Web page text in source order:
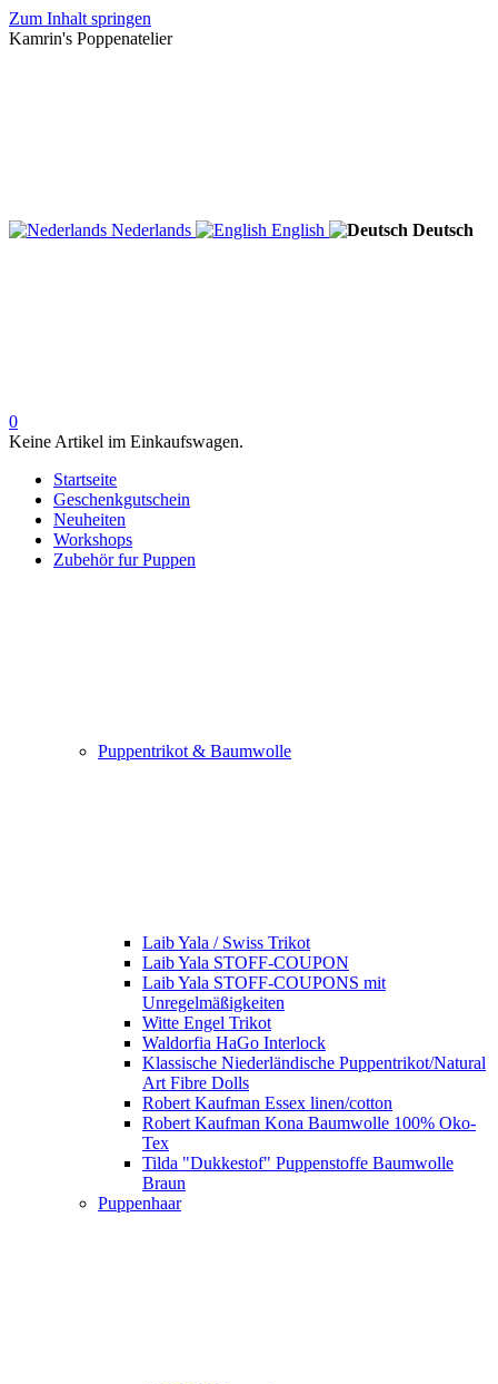
Zum Inhalt springen
Kamrin's Poppenatelier
Nederlands English Deutsch
0
Keine Artikel im Einkaufswagen.
Startseite
Geschenkgutschein
Neuheiten
Workshops
Zubehör fur Puppen
Puppentrikot & Baumwolle
Laib Yala / Swiss Trikot
Laib Yala STOFF-COUPON
Laib Yala STOFF-COUPONS mit
Unregelmäßigkeiten
Witte Engel Trikot
Waldorfia HaGo Interlock
Klassische Niederländische Puppentrikot/Natural
Art Fibre Dolls
Robert Kaufman Essex linen/cotton
Robert Kaufman Kona Baumwolle 100% Oko-
Tex
Tilda "Dukkestof" Puppenstoffe Baumwolle
Braun
Puppenhaar